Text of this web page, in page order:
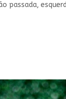
passada,